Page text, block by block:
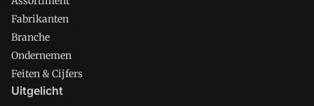
Fabrikanten
Branche
Ondernemen
Feiten & Cijfers
Uitgelicht